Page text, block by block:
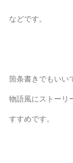
などです。
箇条書きでもいい
物語風にストーリ
すすめです。